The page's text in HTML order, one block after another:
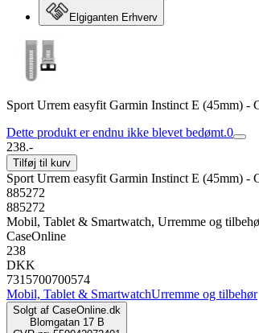
Elgiganten Erhverv
Sport Urrem easyfit Garmin Instinct E (45mm) -
Dette produkt er endnu ikke blevet bedømt.0
238.-
Tilføj til kurv
Sport Urrem easyfit Garmin Instinct E (45mm) -
885272
885272
Mobil, Tablet & Smartwatch, Urremme og
CaseOnline
238
DKK
7315700700574
Mobil, Tablet & SmartwatchUrremme og tilbehør
Solgt af CaseOnline.dk
Blomgatan 17 B